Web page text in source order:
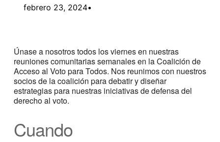
febrero 23, 2024•
Únase a nosotros todos los viernes en nuestras
reuniones comunitarias semanales en la Coalición de
Acceso al Voto para Todos. Nos reunimos con nuestros
socios de la coalición para debatir y diseñar
estrategias para nuestras iniciativas de defensa del
derecho al voto.
Cuando